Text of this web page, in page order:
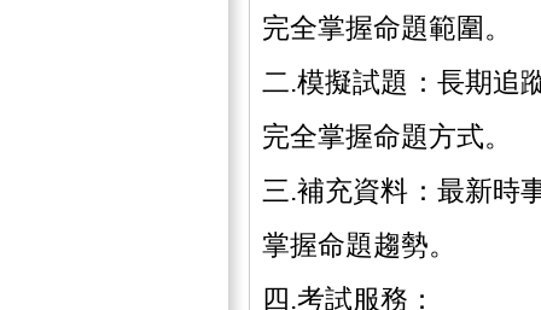
完全掌握命題範圍。
二.模擬試題：長期追
完全掌握命題方式。
三.補充資料：最新時
掌握命題趨勢。
四.考試服務：